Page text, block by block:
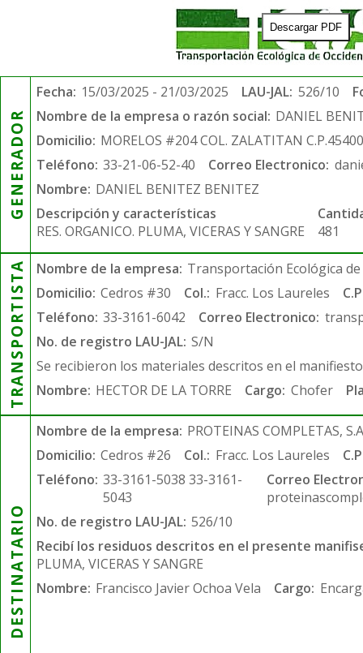
Descargar PDF
GENERADOR
Fecha: 15/03/2025 - 21/03/2025 LAU-JAL: 526/10
Nombre de la empresa o razón social: DANIEL
Domicilio: MORELOS #204 COL. ZALATITAN
Teléfono: 33-21-06-52-40 Correo Electronico:
Nombre: DANIEL BENITEZ BENITEZ
Descripción y características
RES. ORGANICO. PLUMA, VICERAS Y SANGRE
481
TRANSPORTISTA Nombre de la empresa: Transportación Ecológica de
Domicilio: Cedros #30 Col.: Fracc. Los Laureles
Teléfono: 33-3161-6042 Correo Electronico:
No. de registro LAU-JAL: S/N
Se recibieron los materiales descritos en el
Nombre: HECTOR DE LA TORRE Cargo: Chofer
DESTINATARIO
Nombre de la empresa: PROTEINAS COMPLETAS,
Domicilio: Cedros #26 Col.: Fracc. Los Laureles
Teléfono: 33-3161-5038 33-3161-
5043
Correo
No. de registro LAU-JAL: 526/10
Recibí los residuos descritos en el presente
PLUMA, VICERAS Y SANGRE
Nombre: Francisco Javier Ochoa Vela Cargo: